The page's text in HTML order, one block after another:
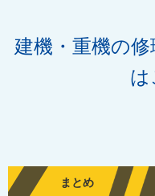
建機・重機の
は
まとめ